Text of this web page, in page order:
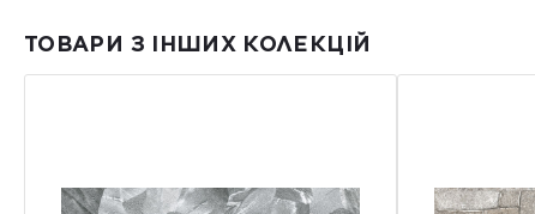
ТОВАРИ З ІНШИХ КОЛЕКЦІЙ